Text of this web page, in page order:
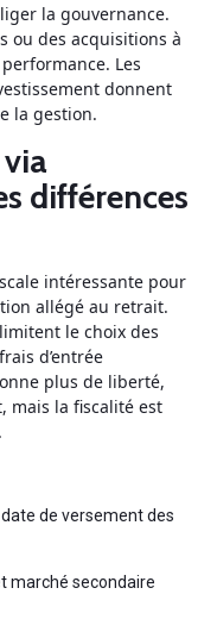
la gouvernance.
ou des acquisitions à
Les
donnent
la gestion.
différences
intéressante pour
allégé au retrait.
le choix des
d’entrée
plus de liberté,
mais la fiscalité est
date de versement des
marché secondaire